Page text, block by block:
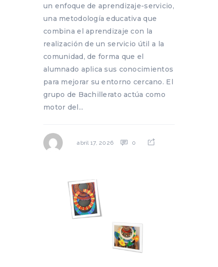
un enfoque de aprendizaje-servicio,
una metodología educativa que
combina el aprendizaje con la
realización de un servicio útil a la
comunidad, de forma que el
alumnado aplica sus conocimientos
para mejorar su entorno cercano. El
grupo de Bachillerato actúa como
motor del...
abril 17, 2026 0